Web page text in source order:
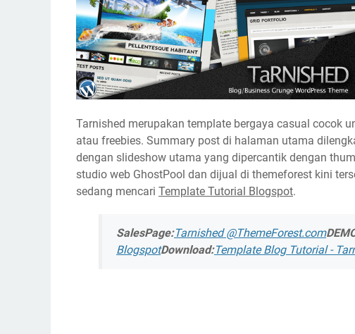
Tarnished merupakan template bergaya casual cocok
atau freebies. Summary post di halaman utama
dengan slideshow utama yang dipercantik dengan
studio web GhostPool dan dijual di themeforest kini
sedang mencari Template Tutorial Blogspot.
SalesPage:Tarnished @ThemeForest.com
BlogspotDownload:Template Blog Tutorial -